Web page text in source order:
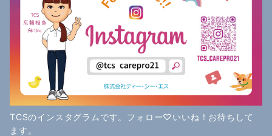
TCSのインスタグラムです。フォロー♡いいね！お待ちして
ます。